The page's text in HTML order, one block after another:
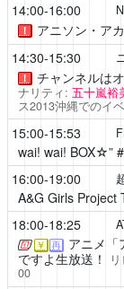
14:00-16:00
！ アニソン・ア
14:30-15:30
！ チャンネルは
ナリティ: 五十嵐裕
ス2013沖縄でのイ
15:00-15:53
wai! wai! BOX☆”
16:00-19:00
A&G Girls Project
18:00-18:25
￥ 再 アニメ「
ですよ生放送！
00